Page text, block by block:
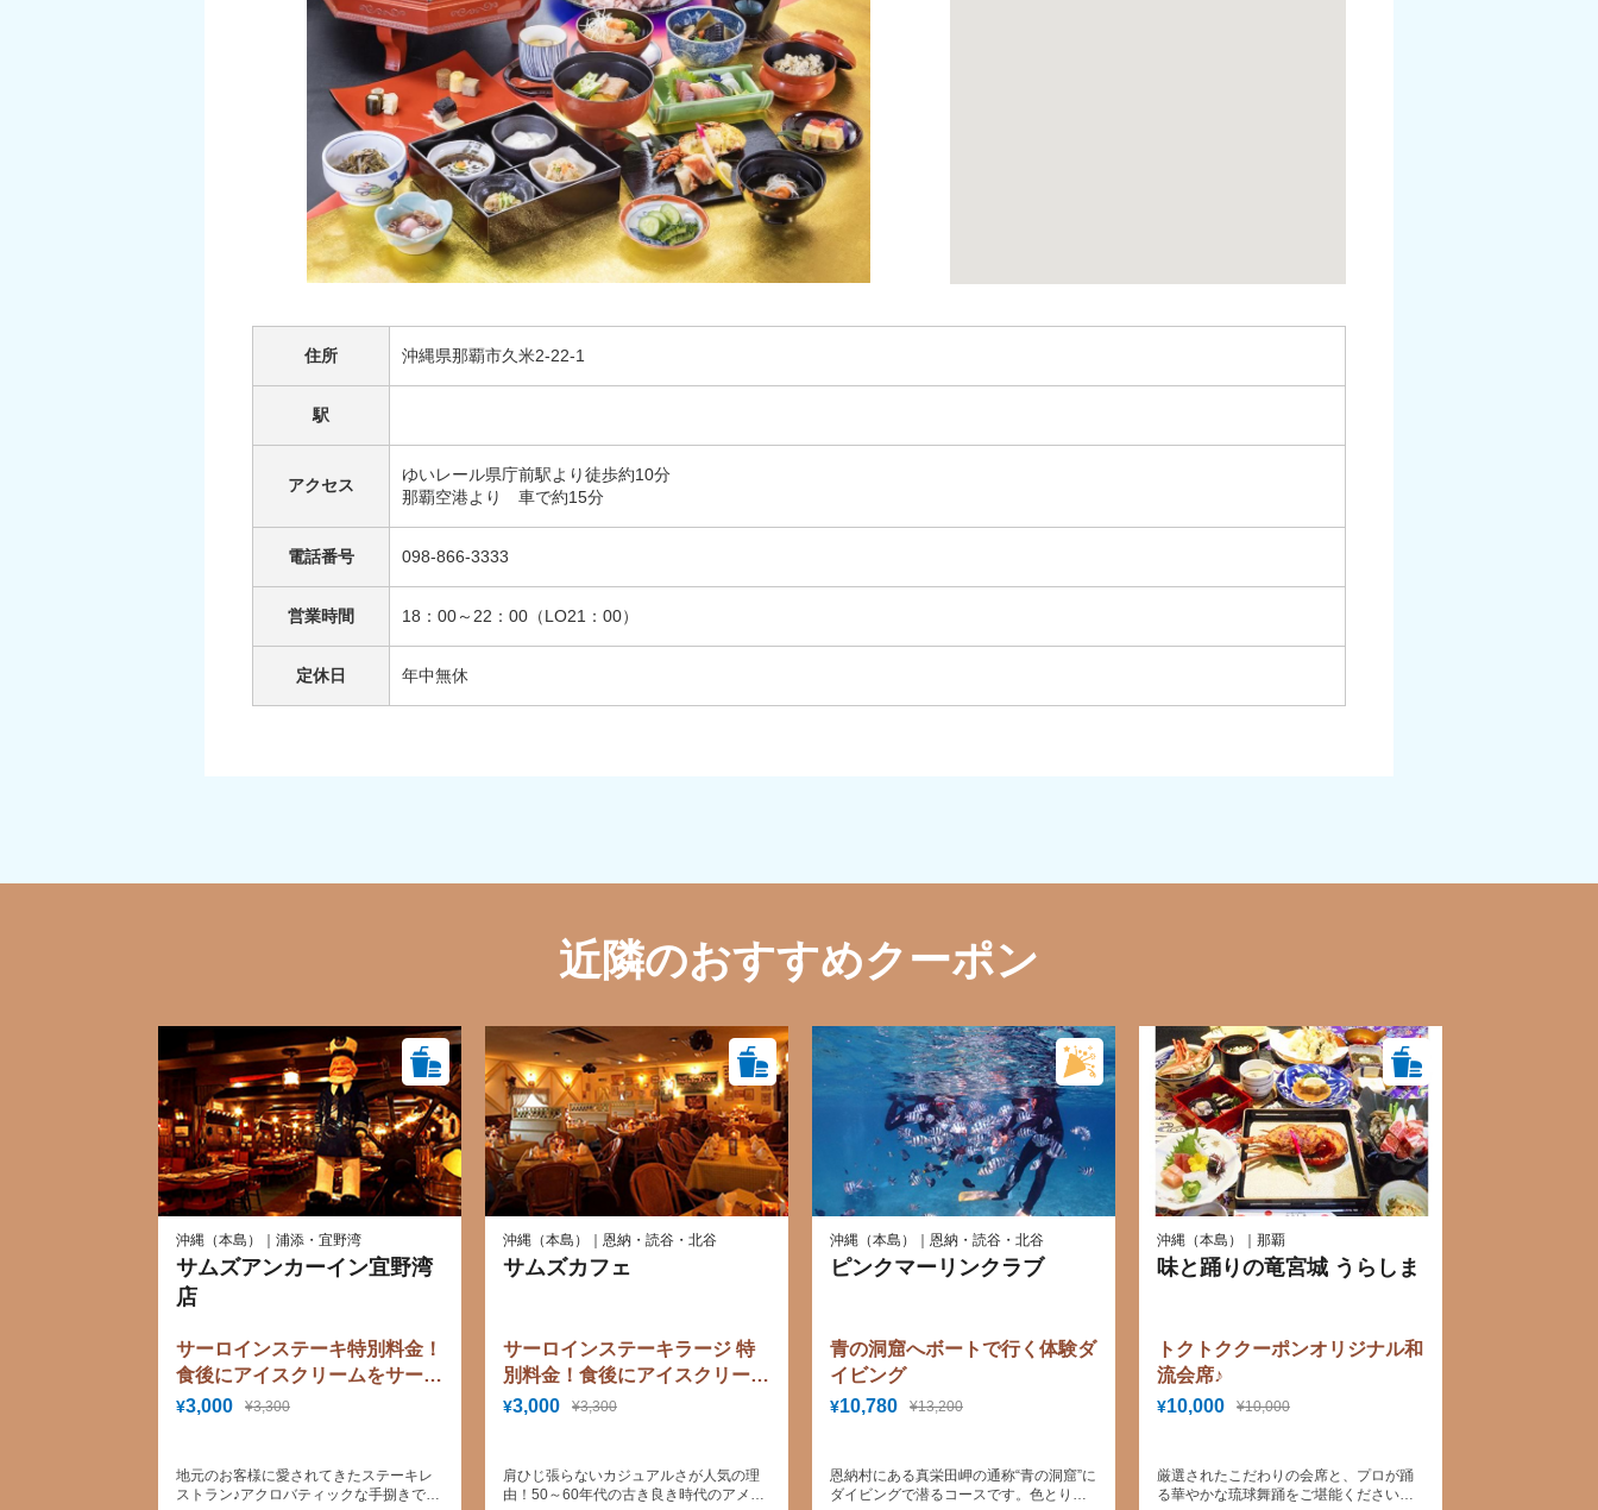
住所 沖縄県那覇市久米2-22-1
駅
アクセス
ゆいレール県庁前駅より徒歩約10分
那覇空港より 車で約15分
電話番号 098-866-3333
営業時間 18：00～22：00（LO21：00）
定休日 年中無休
近隣のおすすめクーポン
沖縄（本島）｜浦添・宜野湾
サムズアンカーイン宜野湾
店
サーロインステーキ特別料金！
食後にアイスクリームをサービ
スします♪（トクトククーポ
¥3,000 ¥3,300
地元のお客様に愛されてきたステーキレ
ストラン♪アクロバティックな手捌きで調
沖縄（本島）｜恩納・読谷・北谷
サムズカフェ
サーロインステーキラージ 特
別料金！食後にアイスクリーム
をサービスします♪（トクトク
¥3,000 ¥3,300
肩ひじ張らないカジュアルさが人気の理
由！50～60年代の古き良き時代のアメリ
沖縄（本島）｜恩納・読谷・北谷
ピンクマーリンクラブ
青の洞窟へボートで行く体験ダ
イビング
¥10,780 ¥13,200
恩納村にある真栄田岬の通称“青の洞窟”に
ダイビングで潜るコースです。色とりど
沖縄（本島）｜那覇
味と踊りの竜宮城 うらしま
トクトククーポンオリジナル和
流会席♪
¥10,000 ¥10,000
厳選されたこだわりの会席と、プロが踊
る華やかな琉球舞踊をご堪能ください。